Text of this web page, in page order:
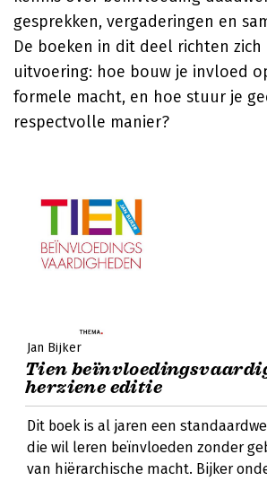
gesprekken, vergaderingen en
De boeken in dit deel richten zich
uitvoering: hoe bouw je invloed
formele macht, en hoe stuur je
respectvolle manier?
Jan Bijker
Tien
herziene editie
Dit boek is al jaren een
die wil leren beïnvloeden zonder
van hiërarchische macht. Bijker